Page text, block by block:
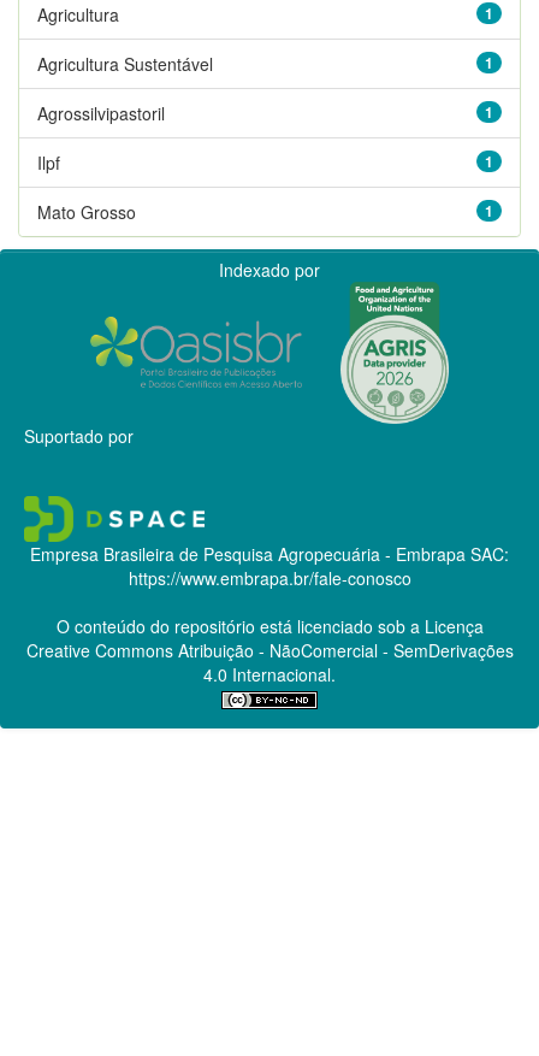
1
Agricultura
1
Agricultura Sustentável
1
Agrossilvipastoril
1
Ilpf
1
Mato Grosso
Indexado por
Suportado por
Empresa Brasileira de Pesquisa Agropecuária - Embrapa SAC:
https://www.embrapa.br/fale-conosco
O conteúdo do repositório está licenciado sob a Licença
Creative CommonsAtribuição - NãoComercial - SemDerivações
4.0 Internacional.